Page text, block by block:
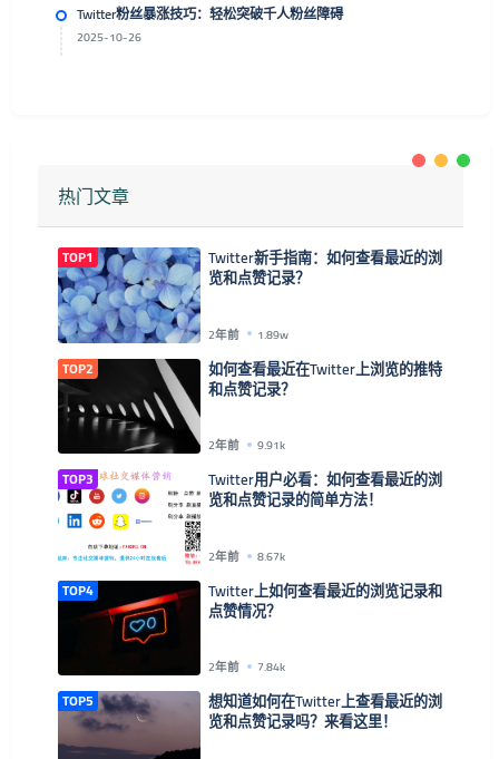
Twitter粉丝暴涨技巧：轻松突破千人粉丝障碍
2025-10-26
热门文章
TOP1 Twitter新手指南：如何查看最近的浏
览和点赞记录？
2年前 1.89w
TOP2 如何查看最近在Twitter上浏览的推特
和点赞记录？
2年前 9.91k
TOP3 Twitter用户必看：如何查看最近的浏
览和点赞记录的简单方法！
2年前 8.67k
TOP4 Twitter上如何查看最近的浏览记录和
点赞情况？
2年前 7.84k
TOP5 想知道如何在Twitter上查看最近的浏
览和点赞记录吗？来看这里！